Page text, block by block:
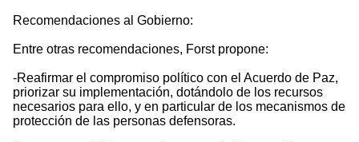
Recomendaciones al Gobierno:
Entre otras recomendaciones, Forst propone:
-Reafirmar el compromiso político con el Acuerdo de Paz,
priorizar su implementación, dotándolo de los recursos
necesarios para ello, y en particular de los mecanismos de
protección de las personas defensoras.